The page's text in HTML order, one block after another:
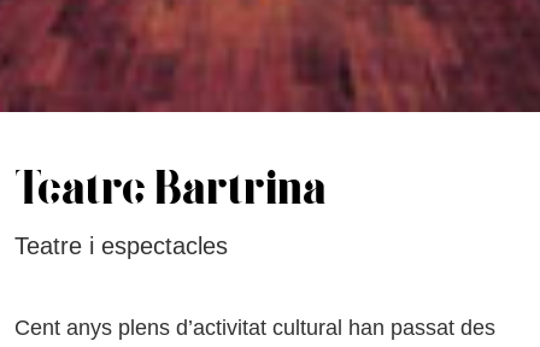
Teatre Bartrina
Teatre i espectacles
Cent anys plens d’activitat cultural han passat des